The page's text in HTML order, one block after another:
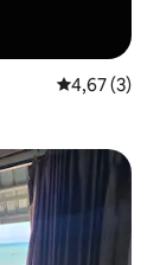
Средна
4,67 (3)